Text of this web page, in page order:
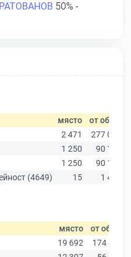
50% -
място от общо
2 471
277 019
1 250
90 178
1 250
90 178
(4649)
15 1 440
място от общо
19 692
174 403